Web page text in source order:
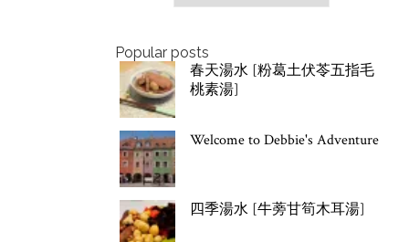
Popular posts
春天湯水 [粉葛土伏苓五指毛
桃素湯]
Welcome to Debbie's Adventure
四季湯水 [牛蒡甘筍木耳湯]